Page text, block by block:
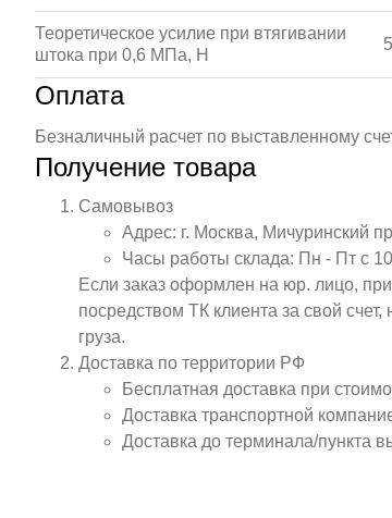
Теоретическое усилие при втягивании
штока при 0,6 МПа, Н
Оплата
Безналичный расчет по выставленному
Получение товара
Самовывоз
Адрес: г. Москва, Мичуринский
Часы работы склада: Пн - Пт с
Если заказ оформлен на юр. лицо,
посредством ТК клиента за свой
груза.
Доставка по территории РФ
Бесплатная доставка при
Доставка транспортной
Доставка до терминала/